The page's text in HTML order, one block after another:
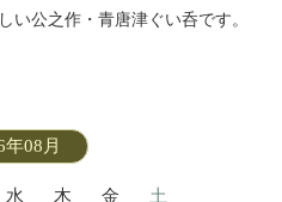
い公之作・青唐津ぐい呑です。
年08月
水 木 金
土